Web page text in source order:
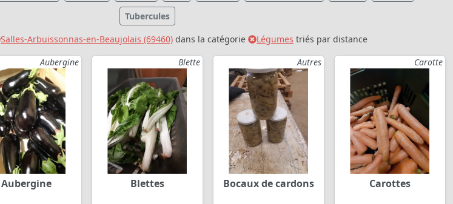
Tubercules
Salles-Arbuissonnas-en-Beaujolais (69460) dans la catégorie Légumes triés par distance
Aubergine
Aubergine
Blette
Blettes
Autres
Bocaux de cardons
Carotte
Carottes